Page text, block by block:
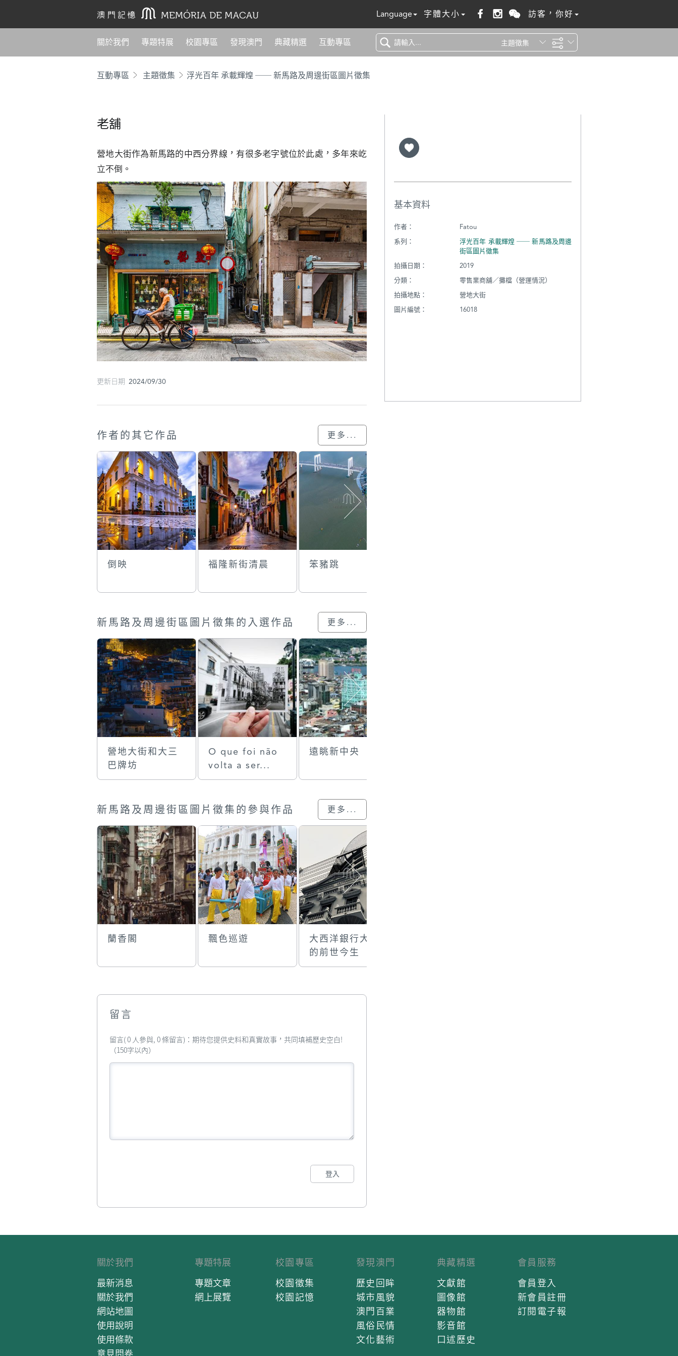
Language 字體大小 訪客，你好
關於我們 專題特展 校園專區 發現澳門 典藏精選 互動專區 主題徵集
互動專區 主題徵集 浮光百年 承載輝煌 ── 新馬路及周邊街區圖片徵集
老舖
營地大街作為新馬路的中西分界線，有很多老字號位於此處，多年來屹
立不倒。
更新日期 2024/09/30
作者的其它作品 更多...
倒映 福隆新街清晨 笨豬跳
新馬路及周邊街區圖片徵集的入選作品 更多...
營地大街和大三
巴牌坊
O que foi não
volta a ser...
遠眺新中央
新馬路及周邊街區圖片徵集的參與作品 更多...
蘭香閣 飄色巡遊
大西洋銀行大廈
的前世今生
留言
留言( 0 人參與, 0 條留言)：期待您提供史料和真實故事，共同填補歷史空白!
（150字以內）
登入
基本資料
作者：
Fatou
系列：
浮光百年 承載輝煌 ── 新馬路及周邊
街區圖片徵集
拍攝日期：
2019
分類：
零售業商舖／攤檔（營運情況）
拍攝地點：
營地大街
圖片編號：
16018
關於我們
最新消息
關於我們
網站地圖
使用說明
使用條款
意見問卷
專題特展
專題文章
網上展覽
校園專區
校園徵集
校園記憶
發現澳門
歷史回眸
城市風貌
澳門百業
風俗民情
文化藝術
典藏精選
文獻館
圖像館
器物館
影音館
口述歷史
會員服務
會員登入
新會員註冊
訂閱電子報